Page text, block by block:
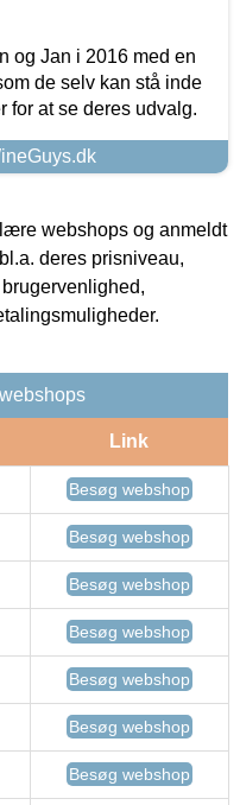
og Jan i 2016 med en
de selv kan stå inde
for at se deres udvalg.
webshops og anmeldt
deres prisniveau,
Link
Besøg webshop
Besøg webshop
Besøg webshop
Besøg webshop
Besøg webshop
Besøg webshop
Besøg webshop